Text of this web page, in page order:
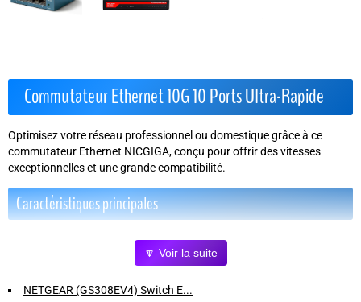
Commutateur Ethernet 10G 10 Ports Ultra-Rapide
Optimisez votre réseau professionnel ou domestique grâce à ce
commutateur Ethernet NICGIGA, conçu pour offrir des vitesses
exceptionnelles et une grande compatibilité.
Caractéristiques principales
10 ports haute vitesse :8 ports Base-T 2,5 Gb, 2 ports RJ45 10
Gb, pour des transferts fluides et rapides.
adapté à tous vos appareils (NAS 10G, routeurs WiFi7, PC gaming,
🔽 Voir la suite
NETGEAR (GS308EV4) Switch E...